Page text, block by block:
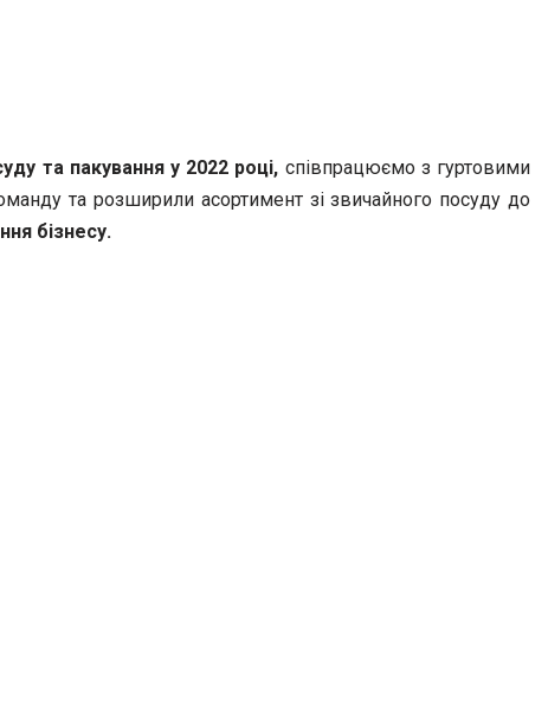
та пакування у 2022 році, співпрацюємо з гуртовими
та розширили асортимент зі звичайного посуду до
бізнесу.